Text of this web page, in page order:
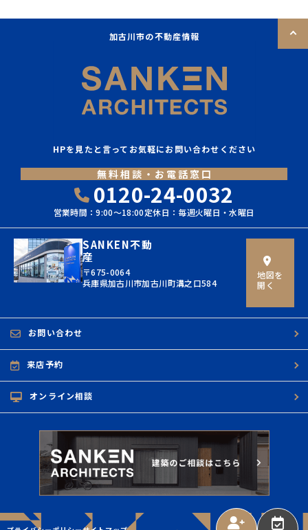
加古川市の不動産情報
HPを見たと言ってお気軽にお問い合わせください
無料相談・お電話窓口
0120-24-0032
営業時間：9:00〜18:00定休日：毎週火曜日・水曜日
SANKEN不動
産
〒675-0064
兵庫県加古川市加古川町溝之口584
地図を
開く
お問い合わせ
来店予約
オンライン相談